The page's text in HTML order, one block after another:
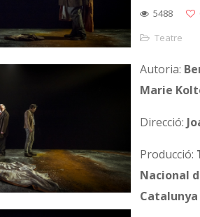
5488
Teatre
Autoria:
Marie
Direcció:
Producció:
Nacional
Catalunya